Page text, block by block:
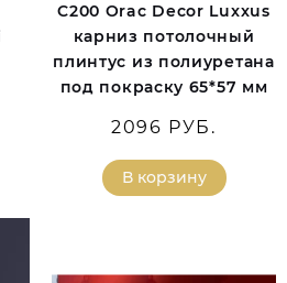
C200 Orac Decor Luxxus
карниз потолочный
плинтус из полиуретана
под покраску 65*57 мм
2096 РУБ.
В корзину